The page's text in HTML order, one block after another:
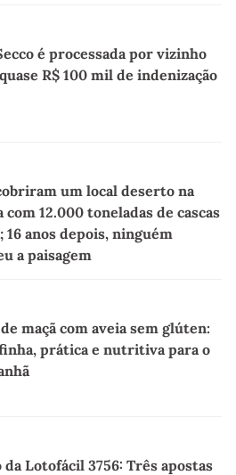
é processada por vizinho
R$ 100 mil de indenização
um local deserto na
com 12.000 toneladas de cascas
16 anos depois, ninguém
a paisagem
maçã com aveia sem glúten:
prática e nutritiva para o
da Lotofácil 3756: Três apostas